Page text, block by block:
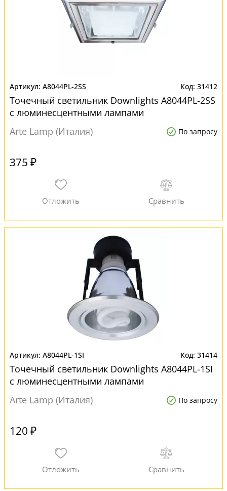
A8044PL-2SS 31412
Точечный светильник Downlights A8044PL-2SS
с люминесцентными лампами
Arte Lamp (Италия)
По запросу
375 ₽
A8044PL-1SI 31414
Точечный светильник Downlights A8044PL-1SI
с люминесцентными лампами
Arte Lamp (Италия)
По запросу
120 ₽